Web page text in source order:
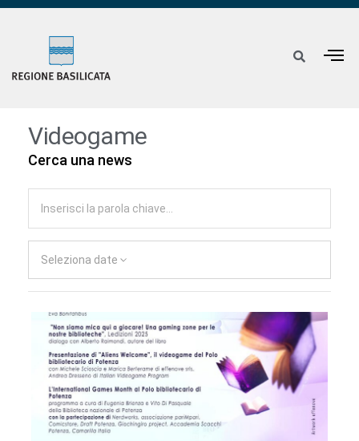
Videogame
Cerca una news
Seleziona date